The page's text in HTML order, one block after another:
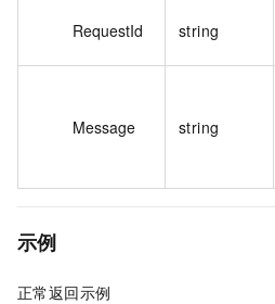
RequestId string
Message string
示例
正常返回示例